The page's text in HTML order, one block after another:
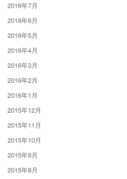
2016年7月
2016年6月
2016年5月
2016年4月
2016年3月
2016年2月
2016年1月
2015年12月
2015年11月
2015年10月
2015年9月
2015年8月